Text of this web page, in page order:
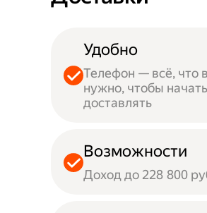
Удобно
Телефон — всё, что
нужно, чтобы начать
доставлять
Возможности
Доход до 228 800